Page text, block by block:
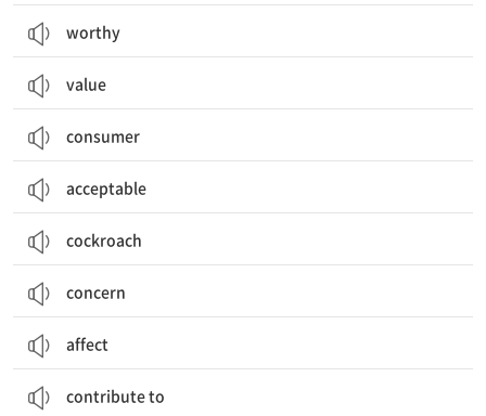
worthy
value
consumer
acceptable
cockroach
concern
affect
contribute to